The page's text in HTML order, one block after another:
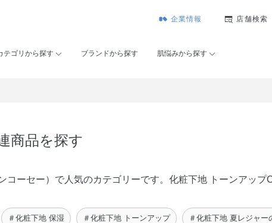
企業情報 店舗検索
テゴリから探す ブランドから探す 肌悩みから探す
商品を探す
ーセー）で人気のカテゴリーです。化粧下地 トーンアッ
＃化粧下地 保湿 ＃化粧下地 トーンアップ ＃化粧下地 夏レジャー